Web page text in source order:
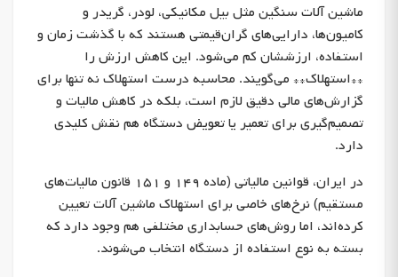
ماشین آلات سنگین مثل بیل مکانیکی، لودر، گریدر و
کامیون‌ها، دارایی‌های گران‌قیمتی هستند که با گذشت زمان و
استفاده، ارزششان کم می‌شود. این کاهش ارزش را
**استهلاک** می‌گویند. محاسبه درست استهلاک نه تنها برای
گزارش‌های مالی دقیق لازم است، بلکه در کاهش مالیات و
تصمیم‌گیری برای تعمیر یا تعویض دستگاه هم نقش کلیدی
دارد.
در ایران، قوانین مالیاتی (ماده ۱۴۹ و ۱۵۱ قانون مالیات‌های
مستقیم) نرخ‌های خاصی برای استهلاک ماشین آلات تعیین
کرده‌اند، اما روش‌های حسابداری مختلفی هم وجود دارد که
بسته به نوع استفاده از دستگاه انتخاب می‌شوند.